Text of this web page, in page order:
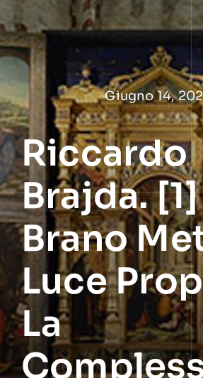
Salta
al
contenuto
Giugno 14,
Riccardo
Brajda.
Brano
Luce
La